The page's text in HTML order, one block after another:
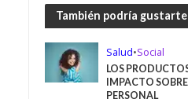
También podría gustarte
Salud•Social
LOS
IMPACTO
PERSONAL